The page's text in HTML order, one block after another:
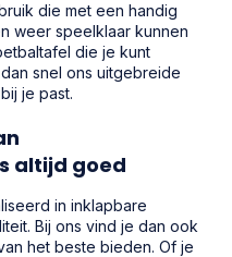
die met een handig
weer speelklaar kunnen
die je kunt
snel ons uitgebreide
je past.
altijd goed
in inklapbare
Bij ons vind je dan ook
het beste bieden. Of je